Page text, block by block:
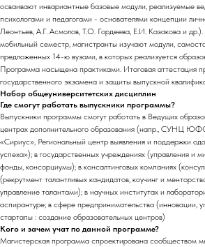
осваивают инвариантные базовые модули, реализуемые
психологами и педагогами - основателями концепции
Леонтьев, А.Г. Асмолов, Т.О. Гордеева, Е.И. Казакова и
мобильный семестр, магистранты изучают модули,
предложенных 14-ю вузами, в которых реализуется
Программа насыщена практиками. Итоговая аттестация
государственного экзамена и защиты выпускной
Набор общеуниверситетских дисциплин
Где смогут работать выпускники программы?
Выпускники программы смогут работать в Ведущих
центрах дополнительного образования (напр., СУНЦ
«Сириус», Региональный центр выявления и поддержки
успеха»); в государственных учреждениях (управления и
фонды, консорциумы); в консалтинговых компаниях
(рекрутмент талантливых кандидатов, коучинг и
управление талантами); в научных институтах и
аспирантуре; в сфере предпринимательства (инновации,
стартапы : создание образовательных центров)
Кого и зачем учат по данной программе?
Магистерская программа спроектирована сообществом